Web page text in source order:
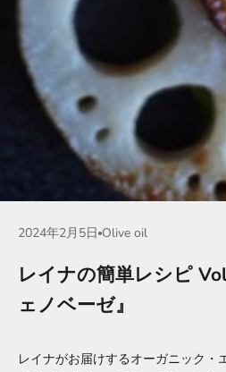
2024年2月5日 Olive oil
レイナの簡単レシピ
ェノベーゼ』
レイナがお届けするオーガニック・